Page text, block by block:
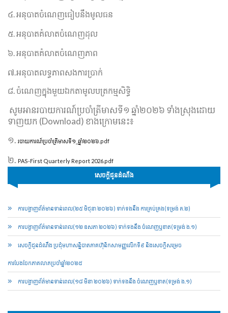
៤. អនុបាតចំណេញធៀបនឹងមូលធន
៥. អនុបាតគំលាតចំណេញដុល
៦. អនុបាតគំលាតចំណេញភាព
៧. អនុបាតលទ្ធភាពសងការប្រាក់
៨. ចំណេញក្នុងមួយឯកតាមូលបត្រកម្មសិទ្ធិ
សូម​អាន​របាយការណ៍​ប្រចាំត្រីមាសទី១ ឆ្នាំ២០២៦ ទាំង​ស្រុង​ដោយ​
ទាញយក (Download) ខាង​ក្រោម​នេះ៖
១. របាយការណ៍ប្រចាំត្រីមាសទី១_ឆ្នាំ២០២៦.pdf
២. PAS-First Quarterly Report 2026.pdf
សេចក្ដីជូនដំណឹង
ការបង្ហាញព័ត៌មានទាន់ពេល(២៥ មិថុនា ២០២៦) ទាក់ទងនឹង ការគ្រប់គ្រង(ទម្រង់ គ.២)
ការបង្ហាញព័ត៌មានទាន់ពេល(១២ ឧសភា ២០២៦) ទាក់ទងនឹង ចំណេញឬខាត(ទម្រង់ ង.១)
សេចក្តីជូនដំណឹង ប្រជុំមហាសន្និបាតភាគហ៊ុនិកសាមញ្ញលើកទី៩ និងសេចក្តីសម្រេច
ការបែងចែកភាគលាភប្រចាំឆ្នាំ២០២៥​
ការបង្ហាញព័ត៌មានទាន់ពេល(១៨ មីនា ២០២៦) ទាក់ទងនឹង ចំណេញឬខាត(ទម្រង់ ង.១)